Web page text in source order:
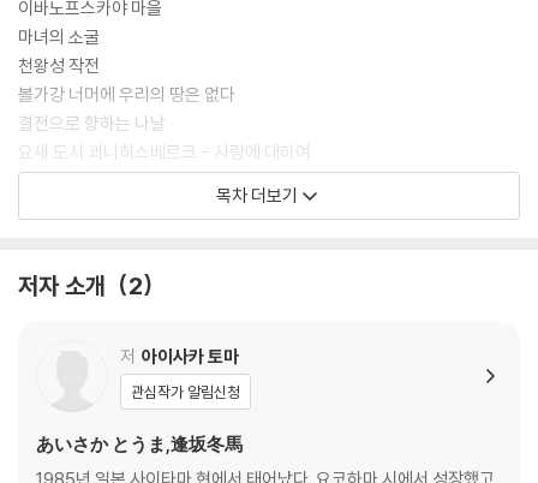
이바노프스카야 마을
마녀의 소굴
천왕성 작전
볼가강 너머에 우리의 땅은 없다
결전으로 향하는 나날
요새 도시 쾨니히스베르크 - 사랑에 대하여
에필로그
옮긴이의 말
목차 더보기
저자 소개 2
저 아이사카 토마
관심작가 알림신청
あいさか とうま,逢坂冬馬